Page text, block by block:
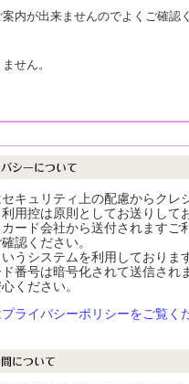
内が出来ませんのでよくご確認
せん。
キュリティ上の配慮からクレ
用控は原則としてお送りして
ード会社から送付されますご
認ください。
うシステムを利用しておりま
番号は暗号化されて送信され
ください。
ライバシーポリシーをご覧く